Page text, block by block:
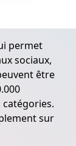
permet
sociaux,
être
sur